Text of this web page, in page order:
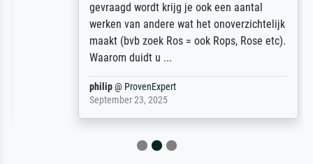
gevraagd wordt krijg je ook een aantal
werken van andere wat het onoverzichtelijk
maakt (bvb zoek Ros = ook Rops, Rose etc).
Waarom duidt u ...
@ProvenExpert
September 23, 2025